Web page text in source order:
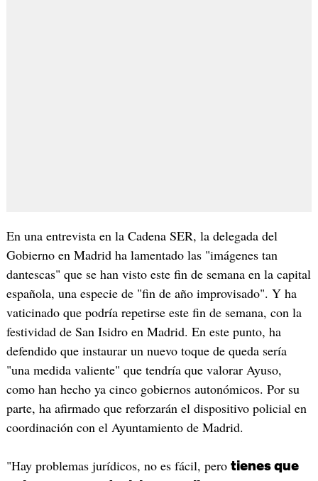
En una entrevista en la Cadena SER, la delegada del
Gobierno en Madrid ha lamentado las "imágenes tan
dantescas" que se han visto este fin de semana en la capital
española, una especie de "fin de año improvisado". Y ha
vaticinado que podría repetirse este fin de semana, con la
festividad de San Isidro en Madrid. En este punto, ha
defendido que instaurar un nuevo toque de queda sería
"una medida valiente" que tendría que valorar Ayuso,
como han hecho ya cinco gobiernos autonómicos. Por su
parte, ha afirmado que reforzarán el dispositivo policial en
coordinación con el Ayuntamiento de Madrid.
"Hay problemas jurídicos, no es fácil, pero tienes que